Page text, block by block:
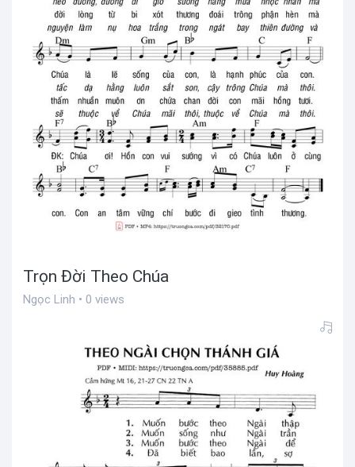
Trọn Đời Theo Chúa
Ngọc Linh • 0 views